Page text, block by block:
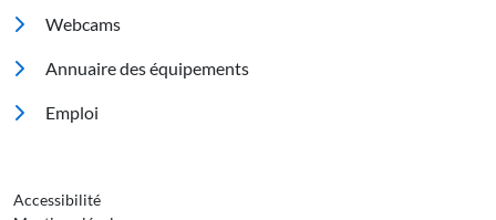
Footer 2
Webcams
Annuaire des équipements
Emploi
Pied de page 3
Accessibilité